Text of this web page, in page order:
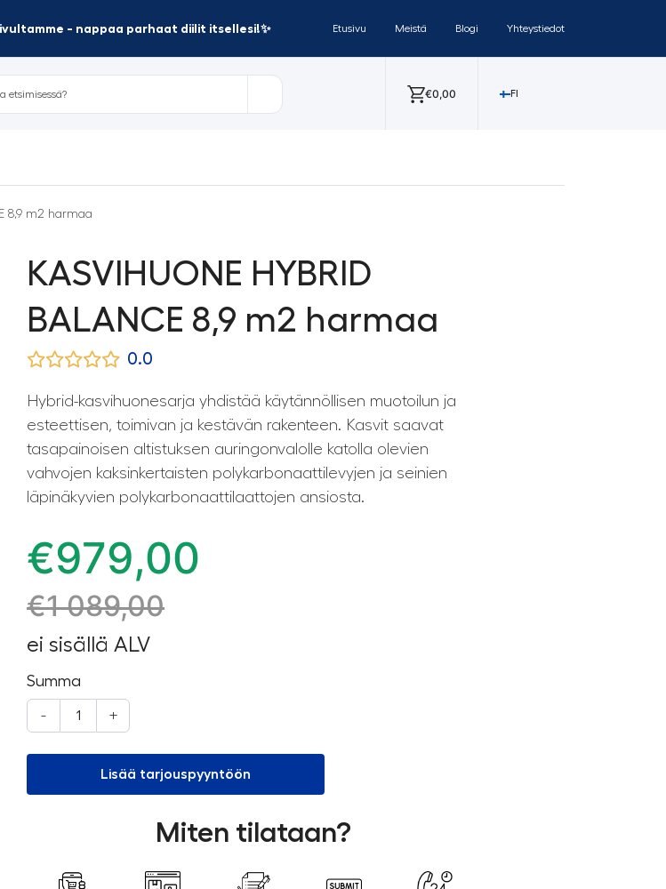
- nappaa parhaat diilit itsellesi!✨ Etusivu Meistä Blogi Yhteystiedot
€0,00 FI
8,9 m2 harmaa
KASVIHUONE HYBRID
BALANCE 8,9 m2 harmaa
0.0
Hybrid-kasvihuonesarja yhdistää käytännöllisen muotoilun ja
esteettisen, toimivan ja kestävän rakenteen. Kasvit saavat
tasapainoisen altistuksen auringonvalolle katolla olevien
vahvojen kaksinkertaisten polykarbonaattilevyjen ja seinien
läpinäkyvien polykarbonaattilaattojen ansiosta.
€979,00
€1 089,00
ei sisällä ALV
Summa
- +
Lisää tarjouspyyntöön
Miten tilataan?